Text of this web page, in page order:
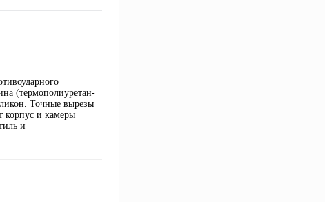
(термополиуретан-
Точные вырезы
корпус и камеры
и